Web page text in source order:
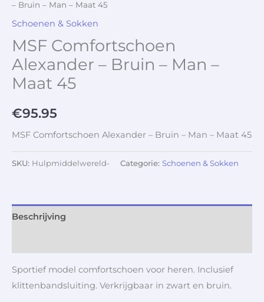
– Bruin – Man – Maat 45
Schoenen & Sokken
MSF Comfortschoen
Alexander – Bruin – Man –
Maat 45
€95.95
MSF Comfortschoen Alexander – Bruin – Man – Maat 45
SKU: Hulpmiddelwereld- Categorie: Schoenen & Sokken
Beschrijving
Sportief model comfortschoen voor heren. Inclusief
klittenbandsluiting. Verkrijgbaar in zwart en bruin.